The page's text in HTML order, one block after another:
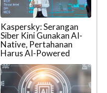
Kaspersky: Serangan
Siber Kini Gunakan AI-
Native, Pertahanan
Harus AI-Powered